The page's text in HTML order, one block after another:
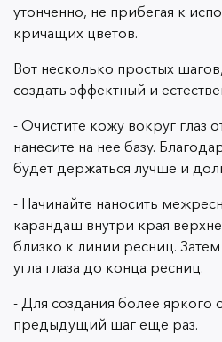
утонченно, не прибегая к
кричащих цветов.
Вот несколько простых
создать эффектный и
- Очистите кожу вокруг глаз
нанесите на нее базу.
будет держаться лучше и
- Начинайте наносить
карандаш внутри края
близко к линии ресниц.
угла глаза до конца ресниц.
- Для создания более яркого
предыдущий шаг еще раз.